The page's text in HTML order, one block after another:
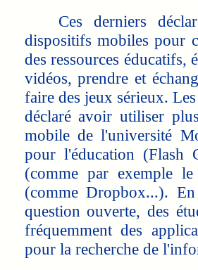
Ces derniers
dispositifs mobiles pour
des ressources éducatifs,
vidéos, prendre et
faire des jeux sérieux.
déclaré avoir utiliser
mobile de l'université
pour l'éducation (Flash
(comme par exemple
(comme Dropbox...).
question ouverte, des
fréquemment des
pour la recherche de